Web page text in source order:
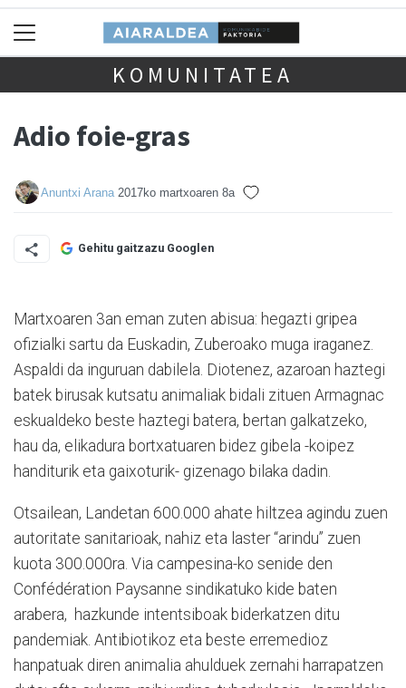
KOMUNITATEA
Adio foie-gras
Anuntxi Arana 2017ko martxoaren 8a
Gehitu gaitzazu Googlen
Martxoaren 3an eman zuten abisua: hegazti gripea
ofizialki sartu da Euskadin, Zuberoako muga iraganez.
Aspaldi da inguruan dabilela. Diotenez, azaroan haztegi
batek birusak kutsatu animaliak bidali zituen Armagnac
eskualdeko beste haztegi batera, bertan galkatzeko,
hau da, elikadura bortxatuaren bidez gibela -koipez
handiturik eta gaixoturik- gizenago bilaka dadin.
Otsailean, Landetan 600.000 ahate hiltzea agindu zuen
autoritate sanitarioak, nahiz eta laster “arindu” zuen
kuota 300.000ra. Via campesina-ko senide den
Confédération Paysanne sindikatuko kide baten
arabera, hazkunde intentsiboak biderkatzen ditu
pandemiak. Antibiotikoz eta beste erremedioz
hanpatuak diren animalia ahulduek zernahi harrapatzen